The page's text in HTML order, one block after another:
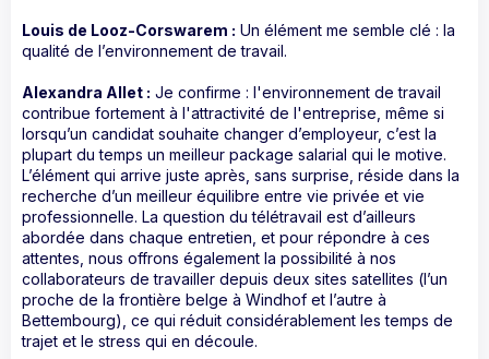
Louis de Looz-Corswarem : Un élément me semble clé : la
qualité de l’environnement de travail.
Alexandra Allet : Je confirme : l'environnement de travail
contribue fortement à l'attractivité de l'entreprise, même si
lorsqu’un candidat souhaite changer d’employeur, c’est la
plupart du temps un meilleur package salarial qui le motive.
L’élément qui arrive juste après, sans surprise, réside dans la
recherche d’un meilleur équilibre entre vie privée et vie
professionnelle. La question du télétravail est d’ailleurs
abordée dans chaque entretien, et pour répondre à ces
attentes, nous offrons également la possibilité à nos
collaborateurs de travailler depuis deux sites satellites (l’un
proche de la frontière belge à Windhof et l’autre à
Bettembourg), ce qui réduit considérablement les temps de
trajet et le stress qui en découle.